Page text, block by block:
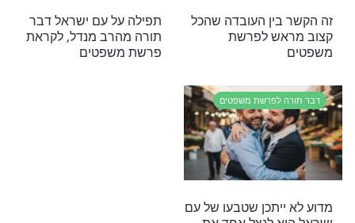
דבר תורה
מוקד תהילים
יחיד ורבים: דבר תורה
מהרב מנדל
לפרשת משפטים דבר תורה לפרשת משפטים